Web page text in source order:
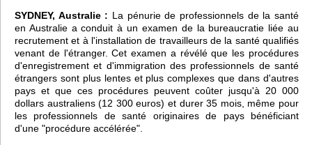
SYDNEY, Australie : La pénurie de professionnels de la santé
en Australie a conduit à un examen de la bureaucratie liée au
recrutement et à l'installation de travailleurs de la santé qualifiés
venant de l'étranger. Cet examen a révélé que les procédures
d'enregistrement et d'immigration des professionnels de santé
étrangers sont plus lentes et plus complexes que dans d'autres
pays et que ces procédures peuvent coûter jusqu'à 20 000
dollars australiens (12 300 euros) et durer 35 mois, même pour
les professionnels de santé originaires de pays bénéficiant
d'une "procédure accélérée".